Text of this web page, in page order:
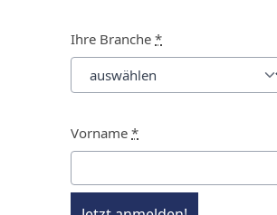
Ihre Branche *
Vorname *